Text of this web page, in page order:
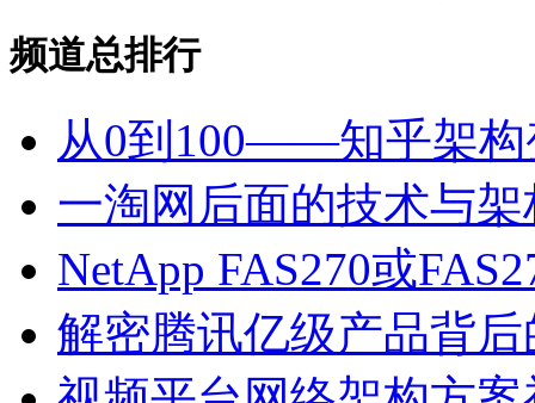
频道总排行
从0到100——知乎架构
一淘网后面的技术与架
NetApp FAS270或
解密腾讯亿级产品背